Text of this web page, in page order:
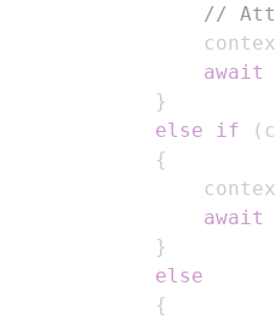
//
await
}
else
if (
{
await
}
else
{